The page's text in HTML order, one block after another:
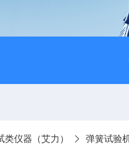
类仪器（艾力） 弹簧试验